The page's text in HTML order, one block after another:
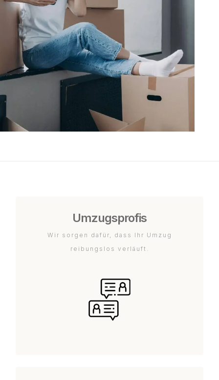
Umzugsprofis
Wir sorgen dafür, dass Ihr Umzug
reibungslos verläuft.